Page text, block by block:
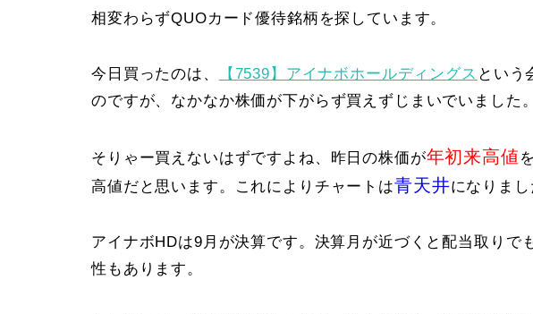
相変わらずQUOカード優待銘柄を探しています。
今日買ったのは、 【7539】アイナボホールディングス という
のですが、なかなか株価が下がらず買えずじまいでいました。
そりゃー買えないはずですよね、昨日の株価が年初来高値
高値だと思います。これによりチャートは青天井になりまし
アイナボHDは9月が決算です。決算月が近づくと配当取りで
性もあります。